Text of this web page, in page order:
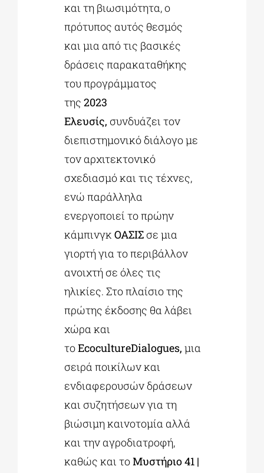
και τη βιωσιμότητα, ο
πρότυπος αυτός θεσμός
και μια από τις βασικές
δράσεις παρακαταθήκης
του προγράμματος
της2023
Ελευσίς, συνδυάζει τον
διεπιστημονικό διάλογο με
τον αρχιτεκτονικό
σχεδιασμό και τις τέχνες,
ενώ παράλληλα
ενεργοποιεί το πρώην
κάμπινγκΟΑΣΙΣ σε μια
γιορτή για το περιβάλλον
ανοιχτή σε όλες τις
ηλικίες. Στο πλαίσιο της
πρώτης έκδοσης θα λάβει
χώρα και
τοΕcocultureDialogues,μια
σειρά ποικίλων και
ενδιαφερουσών δράσεων
και συζητήσεων για τη
βιώσιμη καινοτομία αλλά
και την αγροδιατροφή,
καθώς και τοΜυστήριο 41 |